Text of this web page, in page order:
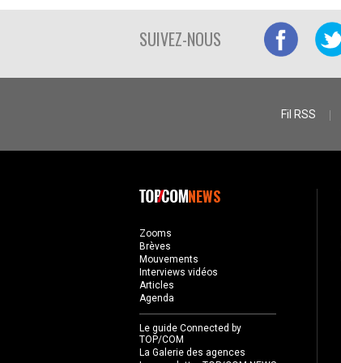
SUIVEZ-NOUS
Fil RSS
NEWS
Zooms
Brèves
Mouvements
Interviews vidéos
Articles
Agenda
Le guide Connected by
TOP/COM
La Galerie des agences